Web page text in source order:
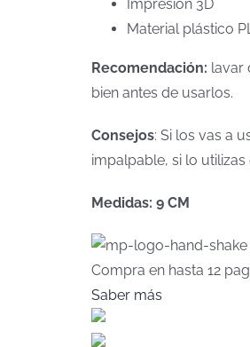
Impresión 3D
Material plástico
Recomendación: lavar
bien antes de usarlos.
Consejos: Si los vas a
impalpable, si lo
Medidas: 9 CM
Compra en hasta 12
Saber más